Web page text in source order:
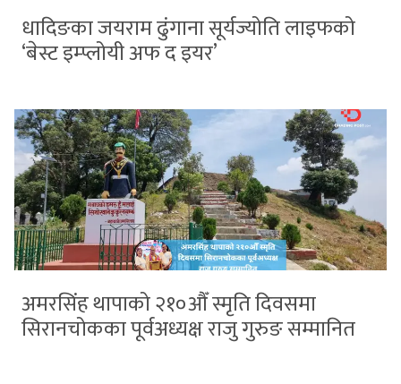
धादिङका जयराम ढुंगाना सूर्यज्योति लाइफको
‘बेस्ट इम्प्लोयी अफ द इयर’
अमरसिंह थापाको २१०औँ स्मृति दिवसमा
सिरानचोकका पूर्वअध्यक्ष राजु गुरुङ सम्मानित